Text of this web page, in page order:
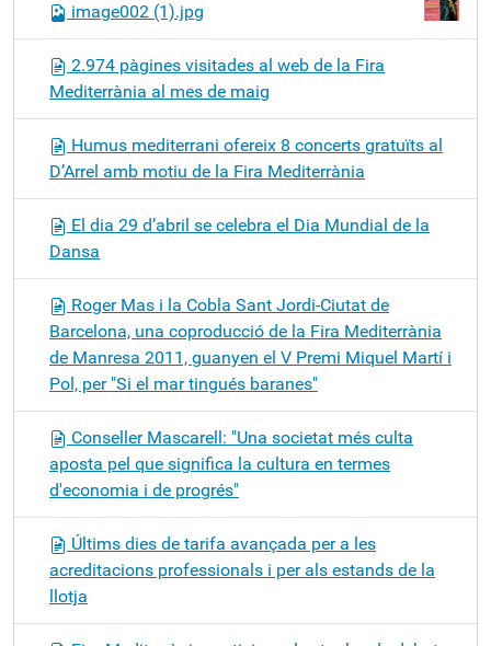
image002 (1).jpg
2.974 pàgines visitades al web de la Fira
Mediterrània al mes de maig
Humus mediterrani ofereix 8 concerts gratuïts al
D’Arrel amb motiu de la Fira Mediterrània
El dia 29 d’abril se celebra el Dia Mundial de la
Dansa
Roger Mas i la Cobla Sant Jordi-Ciutat de
Barcelona, una coproducció de la Fira Mediterrània
de Manresa 2011, guanyen el V Premi Miquel Martí i
Pol, per "Si el mar tingués baranes"
Conseller Mascarell: "Una societat més culta
aposta pel que significa la cultura en termes
d'economia i de progrés"
Últims dies de tarifa avançada per a les
acreditacions professionals i per als estands de la
llotja